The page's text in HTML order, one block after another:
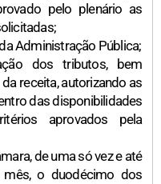
pelo plenário as
Administração Pública;
dos tributos, bem
receita, autorizando as
das disponibilidades
aprovados pela
de uma só vez e até
o duodécimo dos